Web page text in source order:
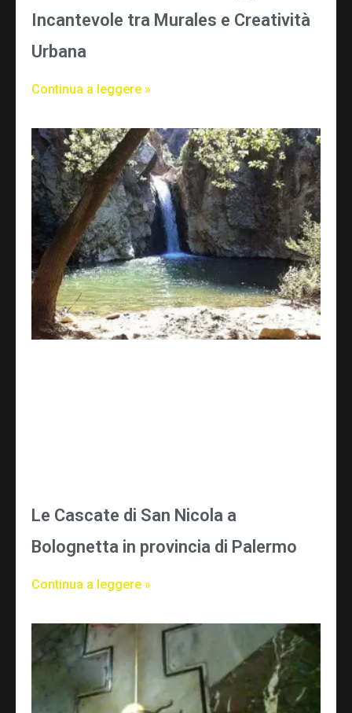
Incantevole tra Murales e Creatività
Urbana
Continua a leggere »
Le Cascate di San Nicola a
Bolognetta in provincia di Palermo
Continua a leggere »